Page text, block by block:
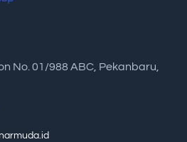
No. 01/988 ABC, Pekanbaru,